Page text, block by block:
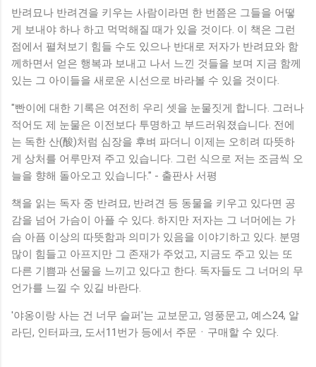
반려묘나 반려견을 키우는 사람이라면 한 번쯤은 그들을 어떻
게 보내야 하나 하고 먹먹해질 때가 있을 것이다. 이 책은 그런
점에서 펼쳐보기 힘들 수도 있으나 반대로 저자가 반려묘와 함
께하면서 얻은 행복과 보내고 나서 느낀 것들을 보며 지금 함께
있는 그 아이들을 새로운 시선으로 바라볼 수 있을 것이다.
"빤이에 대한 기록은 여전히 우리 셋을 눈물짓게 합니다. 그러나
적어도 제 눈물은 이전보다 투명하고 부드러워졌습니다. 전에
는 독한 산(酸)처럼 심장을 후벼 파더니 이제는 오히려 따뜻하
게 상처를 어루만져 주고 있습니다. 그런 식으로 저는 조금씩 오
늘을 향해 돌아오고 있습니다." - 출판사 서평
책을 읽는 독자 중 반려묘, 반려견 등 동물을 키우고 있다면 공
감을 넘어 가슴이 아플 수 있다. 하지만 저자는 그 너머에는 가
슴 아픔 이상의 따뜻함과 의미가 있음을 이야기하고 있다. 분명
많이 힘들고 아프지만 그 존재가 주었고, 지금도 주고 있는 또
다른 기쁨과 선물을 느끼고 있다고 한다. 독자들도 그 너머의 무
언가를 느낄 수 있길 바란다.
'야옹이랑 사는 건 너무 슬퍼'는 교보문고, 영풍문고, 예스24, 알
라딘, 인터파크, 도서11번가 등에서 주문ㆍ구매할 수 있다.